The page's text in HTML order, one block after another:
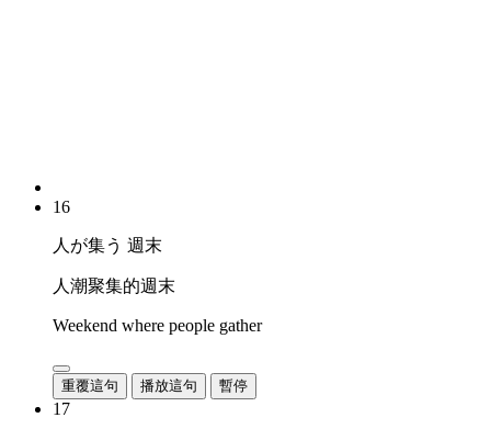
16
人が集う 週末
人潮聚集的週末
Weekend where people gather
重覆這句 播放這句 暫停
17